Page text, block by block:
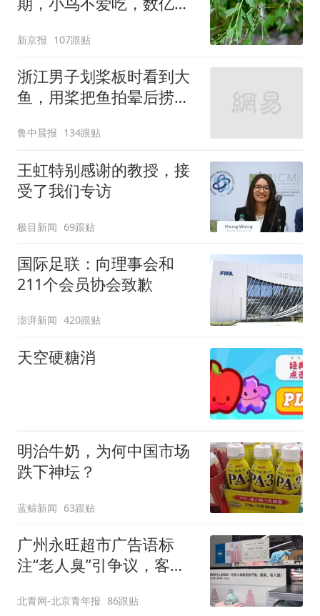
新京报 107跟贴
浙江男子划桨板时看到大
鱼，用桨把鱼拍晕后捞
两，做成红烧辣子鱼块，
味道很好
鲁中晨报 134跟贴
王虹特别感谢的教授，接
受了我们专访
极目新闻 69跟贴
国际足联：向理事会和
211个会员协会致歉
澎湃新闻 420跟贴
天空硬糖消
明治牛奶，为何中国市场
跌下神坛？
蓝鲸新闻 63跟贴
广州永旺超市广告语标
注“老人臭”引争议，客服
北青网-北京青年报 86跟贴